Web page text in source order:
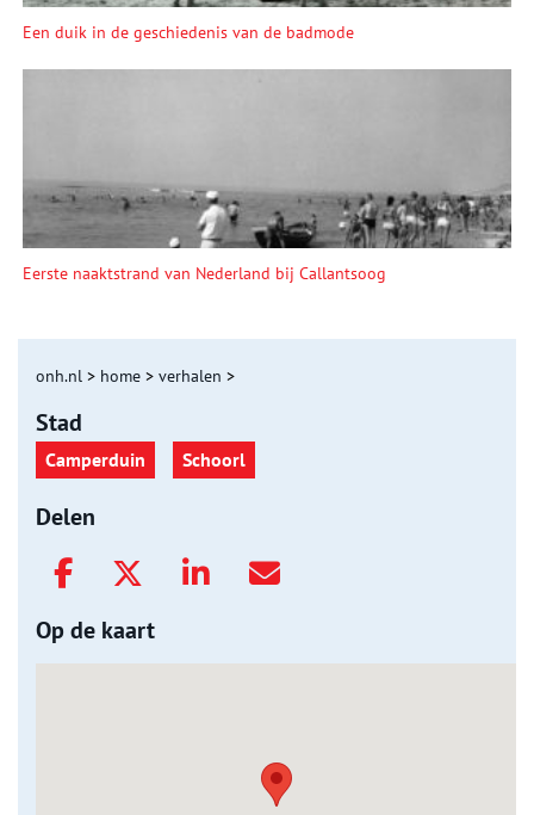
Een duik in de ge­schie­de­nis van de bad­mo­de
Eerste naaktstrand van Nederland bij Callantsoog
onh.nl > home > verhalen >
Stad
Camperduin Schoorl
Delen
Op de kaart